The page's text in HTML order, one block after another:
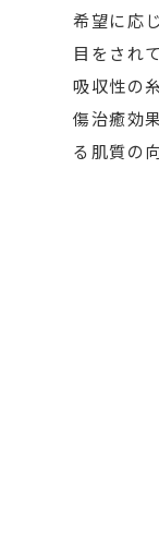
希望に応
目をされ
吸収性の
傷治癒効
る肌質の